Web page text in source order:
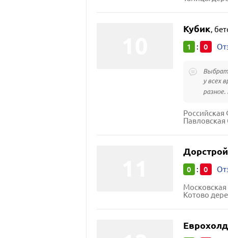
Кубик,
1 : 0
у всех
0 : 0
Московская
Котово